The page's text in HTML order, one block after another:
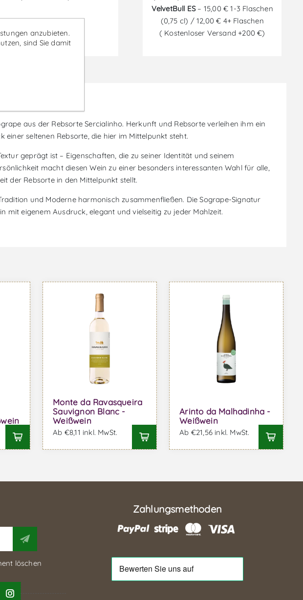
VelvetBull ES– 15,00 € 1-3 Flaschen
(0,75 cl) / 12,00 € 4+ Flaschen
( Kostenloser Versand +200 €)
aus der Rebsorte Sercialinho. Herkunft und Rebsorte verleihen ihm ein
seltenen Rebsorte, die hier im Mittelpunkt steht.
geprägt ist – Eigenschaften, die zu seiner Identität und seinem
macht diesen Wein zu einer besonders interessanten Wahl für alle,
der Rebsorte in den Mittelpunkt stellt.
und Moderne harmonisch zusammenfließen. Die Sogrape-Signatur
eigenem Ausdruck, elegant und vielseitig zu jeder Mahlzeit.
Monte da Ravasqueira
Sauvignon Blanc -
Weißwein
Ab €8,11 inkl. MwSt.
Arinto da Malhadinha -
Weißwein
Ab €21,56 inkl. MwSt.
löschen
Zahlungsmethoden
anzubieten.
sind Sie damit